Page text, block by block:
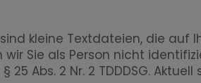
kleine Textdateien, die
Sie als Person nicht
Abs. 2 Nr. 2 TDDDSG.